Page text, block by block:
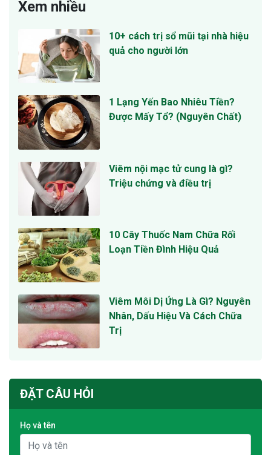
Xem nhiều
10+ cách trị sổ mũi tại nhà hiệu
quả cho người lớn
1 Lạng Yến Bao Nhiêu Tiền?
Được Mấy Tổ? (Nguyên Chất)
Viêm nội mạc tử cung là gì?
Triệu chứng và điều trị
10 Cây Thuốc Nam Chữa Rối
Loạn Tiền Đình Hiệu Quả
Viêm Môi Dị Ứng Là Gì? Nguyên
Nhân, Dấu Hiệu Và Cách Chữa
Trị
ĐẶT CÂU HỎI
Họ và tên